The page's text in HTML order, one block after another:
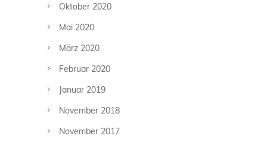
Oktober 2020
Mai 2020
März 2020
Februar 2020
Januar 2019
November 2018
November 2017